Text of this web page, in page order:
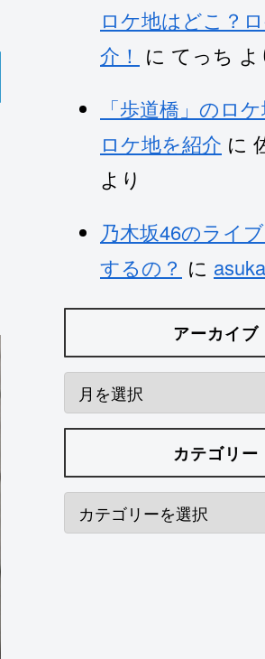
ロケ地はどこ？
介！ に てっち よ
「歩道橋」のロ
ロケ地を紹介 に
より
乃木坂46のライ
するの？ に asuka
アーカイブ
カテゴリー